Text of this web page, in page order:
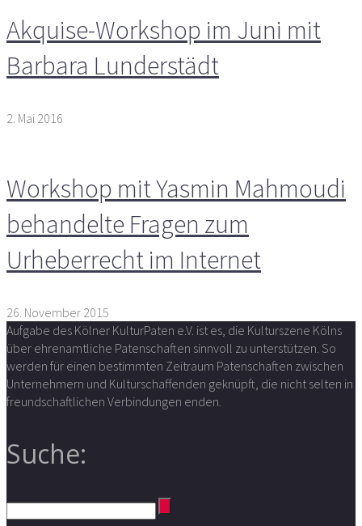
Akquise-Workshop im Juni mit
Barbara Lunderstädt
2. Mai 2016
Workshop mit Yasmin Mahmoudi
behandelte Fragen zum
Urheberrecht im Internet
26. November 2015
Aufgabe des Kölner KulturPaten e.V. ist es, die Kulturszene Kölns
über ehrenamtliche Patenschaften sinnvoll zu unterstützen. So
werden für einen bestimmten Zeitraum Patenschaften zwischen
Unternehmern und Kulturschaffenden geknüpft, die nicht selten in
freundschaftlichen Verbindungen enden.
Suche: